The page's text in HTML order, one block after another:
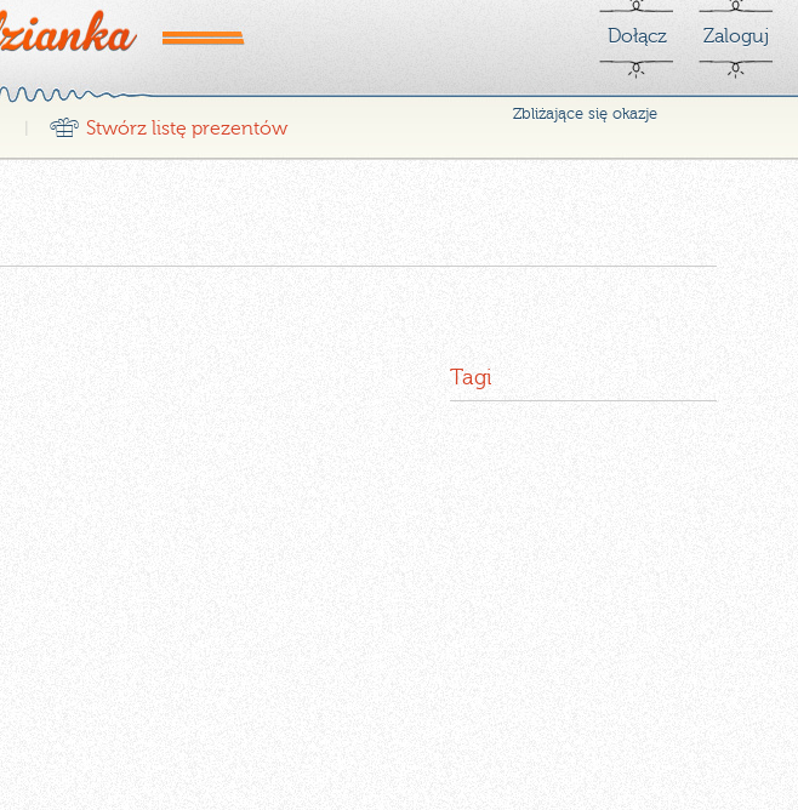
Dołącz Zaloguj
r Stwórz listę prezentów
Zbliżające się okazje
Tagi